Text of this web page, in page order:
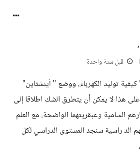
قبل سنة واحدة
توليد الكهرباء، ووضع " أينشتاين"
هذا لا يمكن أن يتطرق الشك اطلاقا إلى
السامية وعبقريتهما الواضحة، مع العلم
الد راسية سنجد المستوى الدراسي لكل